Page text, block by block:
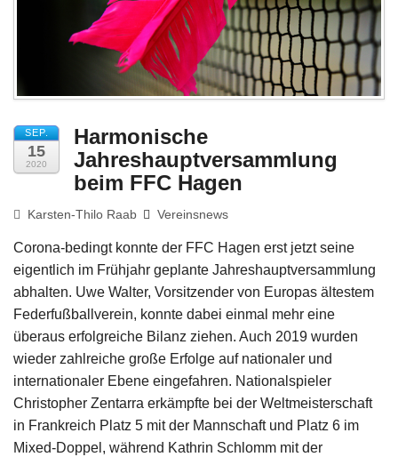
SEP.
15
2020
Harmonische
Jahreshauptversammlung
beim FFC Hagen
Karsten-Thilo Raab Vereinsnews
Corona-bedingt konnte der FFC Hagen erst jetzt seine
eigentlich im Frühjahr geplante Jahreshauptversammlung
abhalten. Uwe Walter, Vorsitzender von Europas ältestem
Federfußballverein, konnte dabei einmal mehr eine
überaus erfolgreiche Bilanz ziehen. Auch 2019 wurden
wieder zahlreiche große Erfolge auf nationaler und
internationaler Ebene eingefahren. Nationalspieler
Christopher Zentarra erkämpfte bei der Weltmeisterschaft
in Frankreich Platz 5 mit der Mannschaft und Platz 6 im
Mixed-Doppel, während Kathrin Schlomm mit der